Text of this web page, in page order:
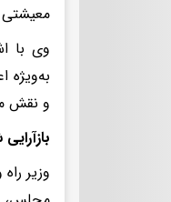
معیشتی
وی با
به‌ویژه
و نقش
وزیر